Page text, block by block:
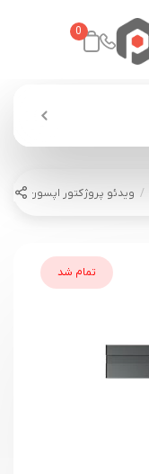
0
ویدئو پروژکتور اپسون EPSON EV-115
تمام شد